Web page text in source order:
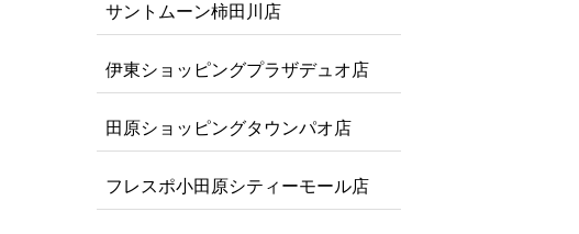
サントムーン柿田川店
伊東ショッピングプラザデュオ店
田原ショッピングタウンパオ店
フレスポ小田原シティーモール店